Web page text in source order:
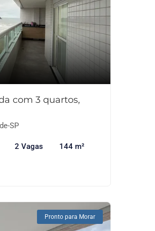
com 3 quartos,
SP
2 Vagas 144 m²
Pronto para Morar